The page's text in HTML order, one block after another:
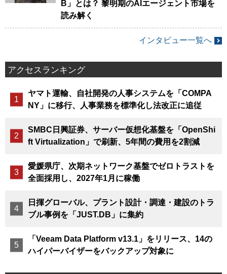
B」とは？ 黎明期のAIエージェント市場を
読み解く
インタビュー一覧へ
アクセスランキング
ヤマト運輸、自社開発の人事システムを「COMPA
NY」に移行、人事業務を標準化し法改正に追従
SMBC日興証券、サーバー仮想化基盤を「OpenShi
ft Virtualization」で刷新、5年間の費用を2割減
愛媛県庁、次期ネットワーク基盤でゼロトラストを
全面採用し、2027年1月に稼働
日揮グローバル、プラント設計・調達・建設のトラ
ブル事例を「JUST.DB」に集約
「Veeam Data Platform v13.1」をリリース、14の
ハイパーバイザーをバックアップ対象に